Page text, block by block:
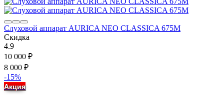
Слуховой аппарат AURICA NEO CLASSICA 675M
Скидка
4.9
10 000 ₽
8 000 ₽
-15%
Акция